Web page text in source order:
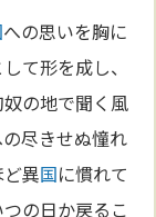
への思いを胸に
て形を成し、
奴の地で聞く風
尽きせぬ憧れ
異国に慣れて
の日か戻るこ